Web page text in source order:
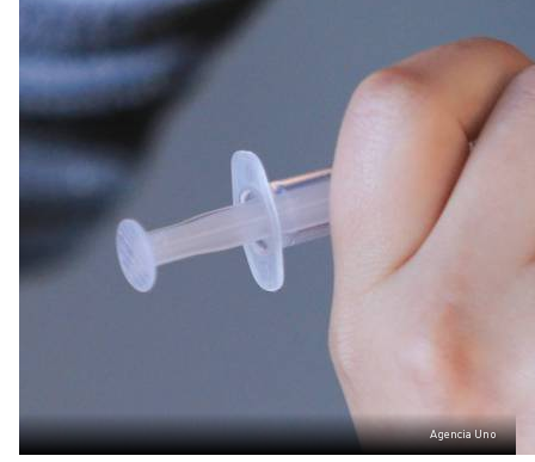
Contenido Patrocinado
Agencia Uno